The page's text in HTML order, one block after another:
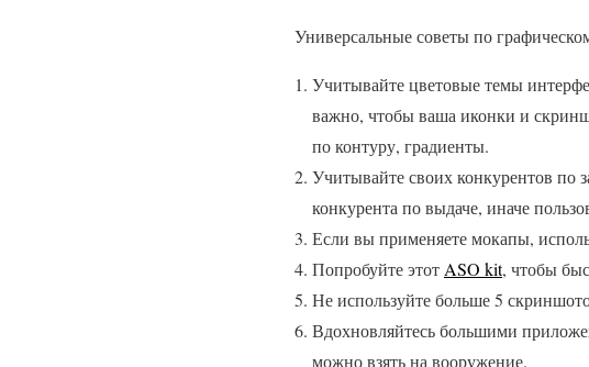
Универсальные советы по
Учитывайте цветовые темы
важно, чтобы ваша иконки и
по контуру, градиенты.
Учитывайте своих конкурентов по
конкурента по выдаче, иначе
Если вы применяете мокапы,
Попробуйте этот ASO kit, чтобы
Не используйте больше 5
Вдохновляйтесь большими
можно взять на вооружение.